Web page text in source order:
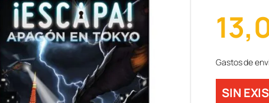
Gastos de
SIN